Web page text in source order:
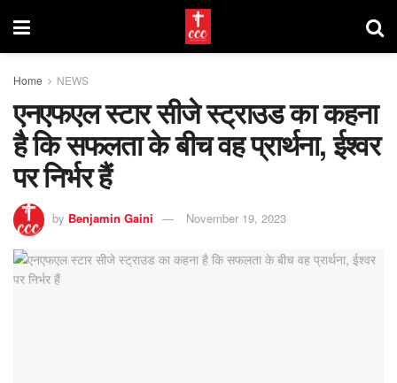
Home NEWS
एनएफएल स्टार सीजे स्ट्राउड का कहना
है कि सफलता के बीच वह प्रार्थना, ईश्वर
पर निर्भर हैं
by Benjamin Gaini November 19, 2023